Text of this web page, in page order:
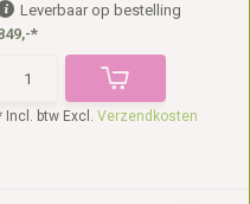
Leverbaar op bestelling
*
Incl. btw Excl. Verzendkosten